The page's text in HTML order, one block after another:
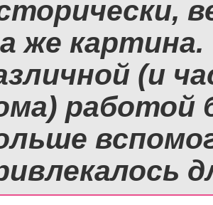
же картина.
(и